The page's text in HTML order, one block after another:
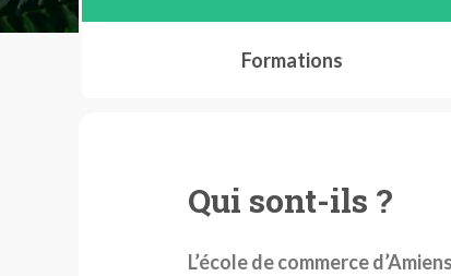
Formations
Qui sont-ils ?
L’école de commerce